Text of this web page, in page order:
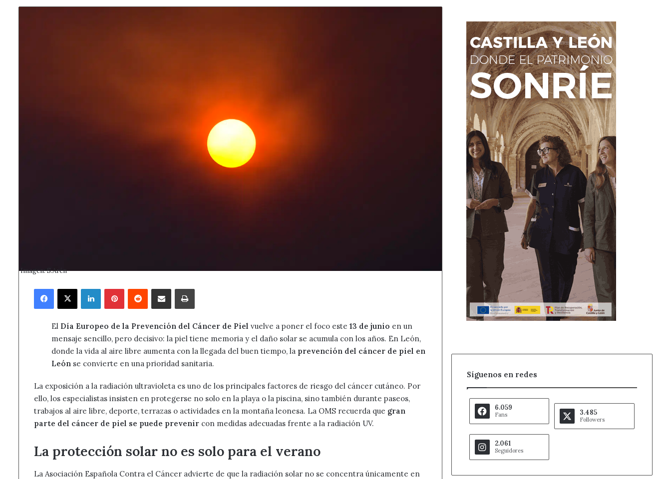
Imagen: S.Arén
Facebook
X LinkedInPinterestReddit Compartir por correo electrónicoImprimir
El Día Europeo de la Prevención del Cáncer de Piel vuelve a poner el foco este 13 de junio en un
mensaje sencillo, pero decisivo: la piel tiene memoria y el daño solar se acumula con los años. En León,
donde la vida al aire libre aumenta con la llegada del buen tiempo, la prevención del cáncer de piel en
León se convierte en una prioridad sanitaria.
La exposición a la radiación ultravioleta es uno de los principales factores de riesgo del cáncer cutáneo. Por
ello, los especialistas insisten en protegerse no solo en la playa o la piscina, sino también durante paseos,
trabajos al aire libre, deporte, terrazas o actividades en la montaña leonesa. La OMS recuerda que gran
parte del cáncer de piel se puede prevenir con medidas adecuadas frente a la radiación UV.
La protección solar no es solo para el verano
La Asociación Española Contra el Cáncer advierte de que la radiación solar no se concentra únicamente en
Síguenos en redes
6.059
Fans 3.485
Followers
2.061
Seguidores